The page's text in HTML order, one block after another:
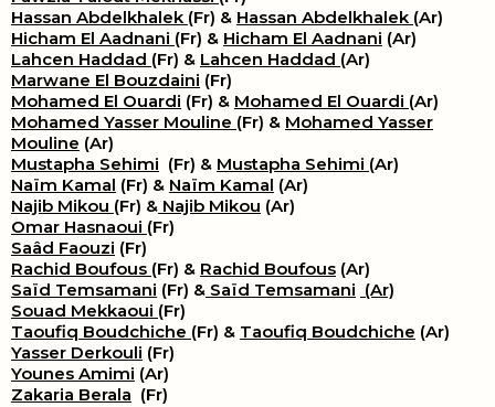
Hassan Abdelkhalek (Fr) & Hassan Abdelkhalek (Ar)
Hicham El Aadnani (Fr) & Hicham El Aadnani (Ar)
Lahcen Haddad (Fr) & Lahcen Haddad (Ar)
Marwane El Bouzdaini (Fr)
Mohamed El Ouardi (Fr) & Mohamed El Ouardi (Ar)
Mohamed Yasser Mouline (Fr) & Mohamed Yasser
Mouline (Ar)
Mustapha Sehimi (Fr) & Mustapha Sehimi (Ar)
Naïm Kamal (Fr) & Naïm Kamal (Ar)
Najib Mikou (Fr) & Najib Mikou (Ar)
Omar Hasnaoui (Fr)
Saâd Faouzi (Fr)
Rachid Boufous (Fr) & Rachid Boufous (Ar)
Saïd Temsamani (Fr) & Saïd Temsamani (Ar)
Souad Mekkaoui (Fr)
Taoufiq Boudchiche (Fr) & Taoufiq Boudchiche (Ar)
Yasser Derkouli (Fr)
Younes Amimi (Ar)
Zakaria Berala (Fr)